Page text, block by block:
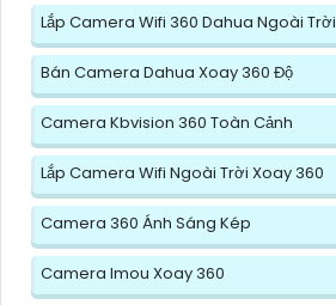
Lắp Camera Wifi 360 Dahua Ngoài Trời
Bán Camera Dahua Xoay 360 Độ
Camera Kbvision 360 Toàn Cảnh
Lắp Camera Wifi Ngoài Trời Xoay 360
Camera 360 Ánh Sáng Kép
Camera Imou Xoay 360